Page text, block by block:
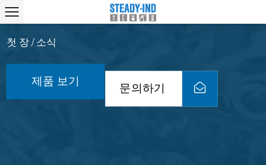
첫 장 / 소식
제품 보기
문의하기